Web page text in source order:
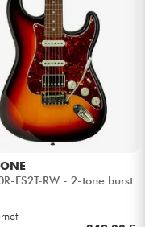
FS2T-RW - 2-tone burst